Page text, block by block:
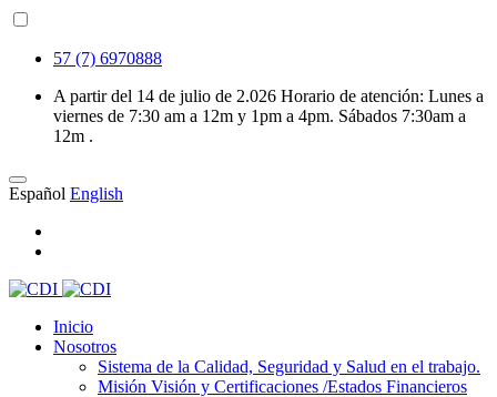
57 (7) 6970888
A partir del 14 de julio de 2.026 Horario de atención: Lunes a
viernes de 7:30 am a 12m y 1pm a 4pm. Sábados 7:30am a
12m .
Español English
Inicio
Nosotros
Sistema de la Calidad, Seguridad y Salud en el trabajo.
Misión Visión y Certificaciones /Estados Financieros